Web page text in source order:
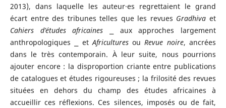
2013), dans laquelle les auteur·es regrettaient le grand
écart entre des tribunes telles que les revues Gradhiva et
Cahiers d’études africaines ⎯ aux approches largement
anthropologiques ⎯ etAfriculturesouRevue noire, ancrées
dans le très contemporain. À leur suite, nous pourrions
ajouter encore : la disproportion criante entre publications
de catalogues et études rigoureuses ; la frilosité des revues
situées en dehors du champ des études africaines à
accueillir ces réflexions. Ces silences, imposés ou de fait,